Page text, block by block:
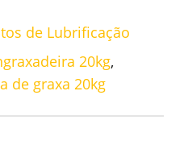
de Lubrificação
20kg,
de graxa 20kg